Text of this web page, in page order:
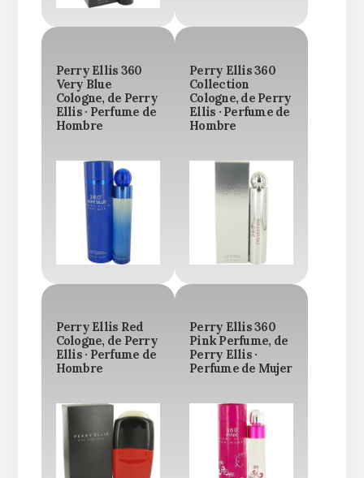
Perry Ellis 360
Very Blue
Cologne, de Perry
Ellis · Perfume de
Hombre
Perry Ellis 360
Collection
Cologne, de Perry
Ellis · Perfume de
Hombre
Perry Ellis Red
Cologne, de Perry
Ellis · Perfume de
Hombre
Perry Ellis 360
Pink Perfume, de
Perry Ellis ·
Perfume de Mujer